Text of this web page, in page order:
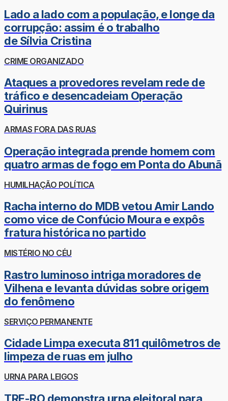
Lado a lado com a população, e longe da
corrupção: assim é o trabalho
de Sílvia Cristina
CRIME ORGANIZADO
Ataques a provedores revelam rede de
tráfico e desencadeiam Operação
Quirinus
ARMAS FORA DAS RUAS
Operação integrada prende homem com
quatro armas de fogo em Ponta do Abunã
HUMILHAÇÃO POLÍTICA
Racha interno do MDB vetou Amir Lando
como vice de Confúcio Moura e expôs
fratura histórica no partido
MISTÉRIO NO CÉU
Rastro luminoso intriga moradores de
Vilhena e levanta dúvidas sobre origem
do fenômeno
SERVIÇO PERMANENTE
Cidade Limpa executa 811 quilômetros de
limpeza de ruas em julho
URNA PARA LEIGOS
TRE-RO demonstra urna eleitoral para